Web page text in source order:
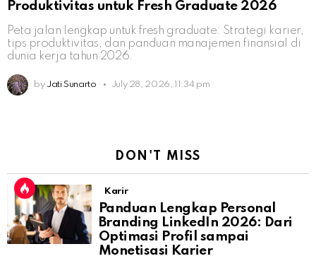
Produktivitas untuk Fresh Graduate 2026
Peta jalan lengkap untuk fresh graduate: Strategi karier,
tips produktivitas, dan panduan manajemen finansial di
dunia kerja tahun 2026.
by Jati Sunarto July 28, 2026, 11:34 pm
DON'T MISS
Karir
Panduan Lengkap Personal
Branding LinkedIn 2026: Dari
Optimasi Profil sampai
Monetisasi Karier